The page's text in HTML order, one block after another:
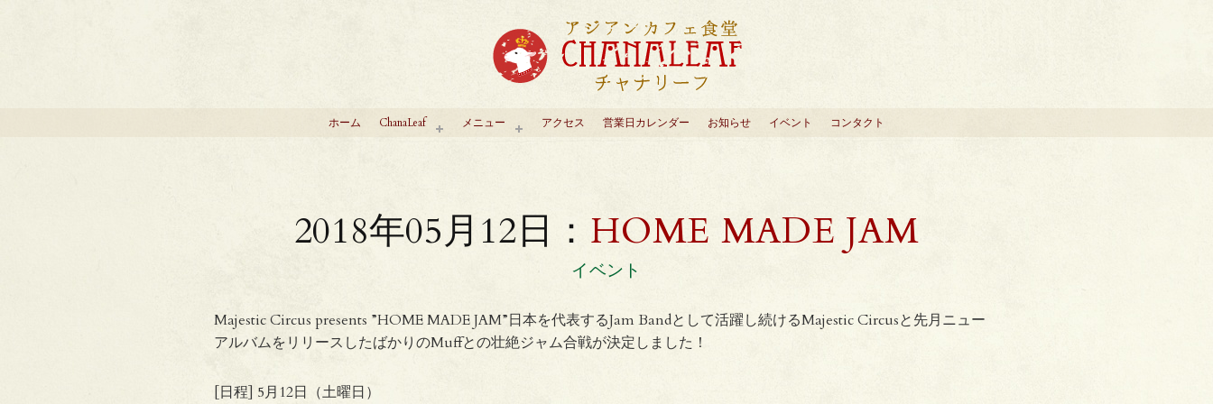
ホーム ChanaLeaf メニュー アクセス 営業日カレンダー お知らせ イベント コンタクト
2018年05月12日： HOME MADE JAM
イベント
Majestic Circus presents ”HOME MADE JAM”日本を代表するJam Bandとして活躍し続けるMajestic Circusと先月ニュー
アルバムをリリースしたばかりのMuffとの壮絶ジャム合戦が決定しました！
[日程] 5月12日（土曜日）